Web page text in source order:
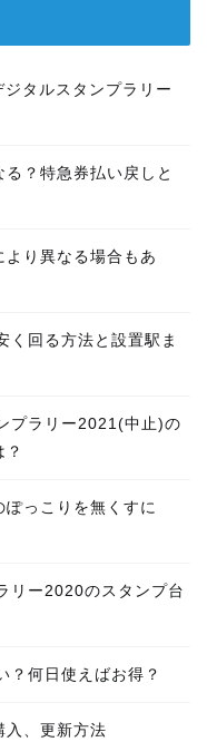
タルスタンプラリー
？特急券払い戻しと
り異なる場合もあ
く回る方法と設置駅ま
プラリー2021(中止)の
っこりを無くすに
リー2020のスタンプ台
？何日使えばお得？
入、更新方法